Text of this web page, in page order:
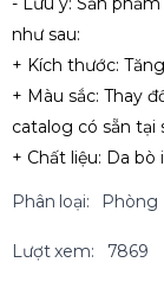
như sau:
+ Kích thước:
+ Màu sắc: Thay
catalog có sẵn tại
+ Chất liệu: Da bò
Phân loại: Phòng
Lượt xem: 7869